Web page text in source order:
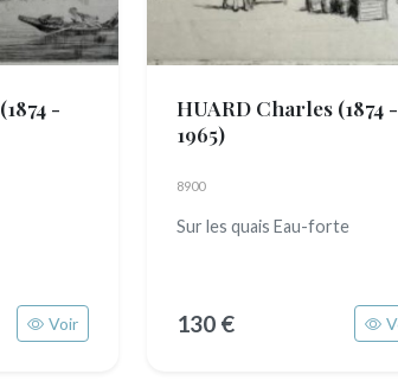
(1874 -
Voir
HUARD Charles (1874 -
1965)
8900
Sur les quais Eau-forte
130 €